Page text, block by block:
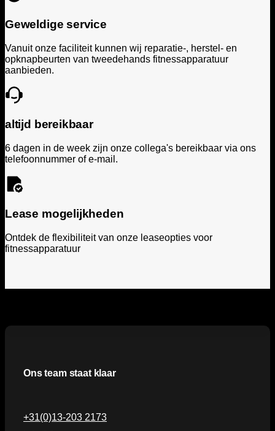
Geweldige service
Vanuit onze faciliteit kunnen wij reparatie-, herstel- en
opknapbeurten van tweedehands fitnessapparatuur
aanbieden.
altijd bereikbaar
6 dagen in de week zijn onze collega's bereikbaar via ons
telefoonnummer of e-mail.
Lease mogelijkheden
Ontdek de flexibiliteit van onze leaseopties voor
fitnessapparatuur
Ons team staat klaar
+31(0)13-203 2173